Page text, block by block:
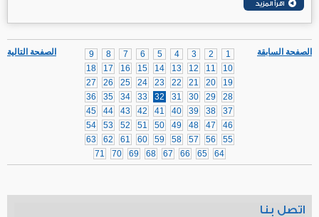
الصفحة التالية 1
2
3
4
5
6
7
8
9
10
11
12
13
14
15
16
17
18
19
20
21
22
23
24
25
26
27
28
29
30
31
32
33
34
35
36
37
38
39
40
41
42
43
44
45
46
47
48
49
50
51
52
53
54
55
56
57
58
59
60
61
62
63
64
65
66
67
68
69
70
71
الصفحة السابقة
اتصل بنا